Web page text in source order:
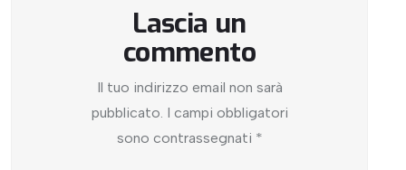
Lascia un
commento
Il tuo indirizzo email non sarà
pubblicato. I campi obbligatori
sono contrassegnati *